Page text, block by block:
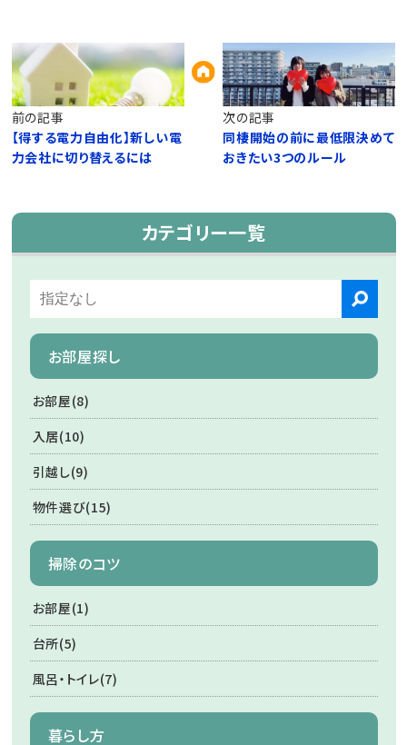
前の記事
【得する電力自由化】新しい電
力会社に切り替えるには
次の記事
同棲開始の前に最低限決めて
おきたい3つのルール
カテゴリー一覧
お部屋探し
お部屋(8)
入居(10)
引越し(9)
物件選び(15)
掃除のコツ
お部屋(1)
台所(5)
風呂・トイレ(7)
暮らし方